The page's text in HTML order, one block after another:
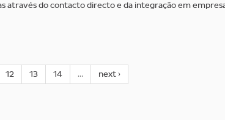
através do contacto directo e da integração em
12 13 14 … next ›